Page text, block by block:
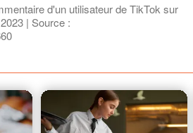
d'un utilisateur de TikTok sur
| Source :